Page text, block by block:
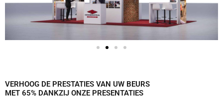
VERHOOG DE PRESTATIES VAN UW BEURS
MET 65% DANKZIJ ONZE PRESENTATIES